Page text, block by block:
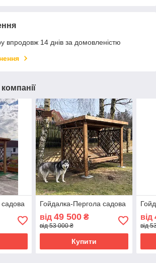
впродовж 14 днів за домовленістю
Гойдалка-Пергола садова
від 49 500₴
від 53 000 ₴
Купити
від
від